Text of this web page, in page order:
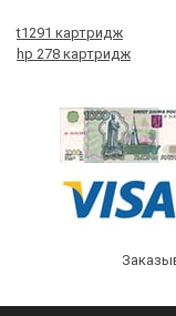
t1291 картридж
hp 278 картридж